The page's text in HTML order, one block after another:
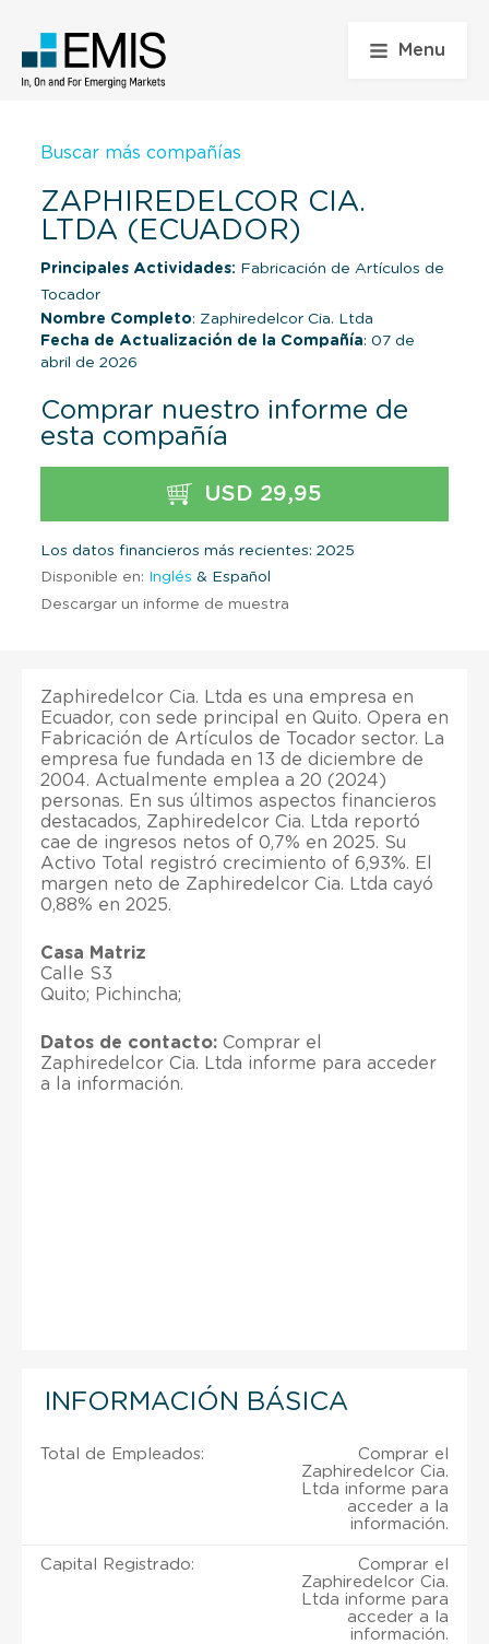
Menu
Buscar más compañías
ZAPHIREDELCOR CIA.
LTDA (ECUADOR)
Principales Actividades: Fabricación de Artículos de
Tocador
Nombre Completo: Zaphiredelcor Cia. Ltda
Fecha de Actualización de la Compañía: 07 de
abril de 2026
Comprar nuestro informe de
esta compañía
USD 29,95
Los datos financieros más recientes: 2025
Disponible en: Inglés & Español
Descargar un informe de muestra
Zaphiredelcor Cia. Ltda es una empresa en
Ecuador, con sede principal en Quito. Opera en
Fabricación de Artículos de Tocador sector. La
empresa fue fundada en 13 de diciembre de
2004. Actualmente emplea a 20 (2024)
personas. En sus últimos aspectos financieros
destacados, Zaphiredelcor Cia. Ltda reportó
cae de ingresos netos of 0,7% en 2025. Su
Activo Total registró crecimiento of 6,93%. El
margen neto de Zaphiredelcor Cia. Ltda cayó
0,88% en 2025.
Casa Matriz
Calle S3
Quito; Pichincha;
Datos de contacto: Comprar el
Zaphiredelcor Cia. Ltda informe para acceder
a la información.
INFORMACIÓN BÁSICA
Total de Empleados:
Comprar el
Zaphiredelcor Cia.
Ltda informe para
acceder a la
información.
Capital Registrado:
Comprar el
Zaphiredelcor Cia.
Ltda informe para
acceder a la
información.